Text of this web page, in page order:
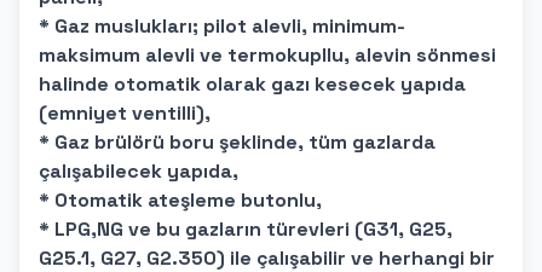
* Gaz muslukları; pilot alevli, minimum-
maksimum alevli ve termokupllu, alevin sönmesi
halinde otomatik olarak gazı kesecek yapıda
(emniyet ventilli),
* Gaz brülörü boru şeklinde, tüm gazlarda
çalışabilecek yapıda,
* Otomatik ateşleme butonlu,
* LPG,NG ve bu gazların türevleri (G31, G25,
G25.1, G27, G2.350) ile çalışabilir ve herhangi bir